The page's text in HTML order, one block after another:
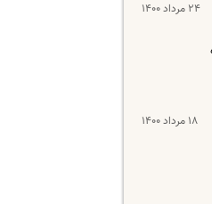
۲۴ مرداد ۱۴۰۰
۱۸ مرداد ۱۴۰۰